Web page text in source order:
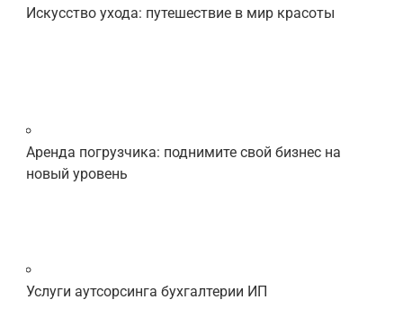
Искусство ухода: путешествие в мир красоты
Аренда погрузчика: поднимите свой бизнес на
новый уровень
Услуги аутсорсинга бухгалтерии ИП